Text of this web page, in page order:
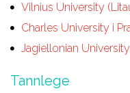
Vilnius University
Charles University i
Jagiellonian
Tannlege